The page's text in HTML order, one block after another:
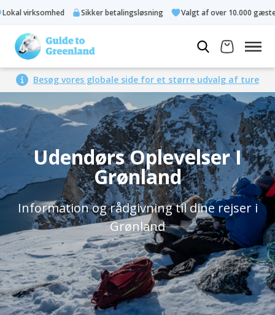
virksomhed Sikker betalingsløsning Valgt af over 10.000 gæster
Besøg vores globale side for et større udvalg af ture
Udendørs Oplevelser I
Grønland
Information og rådgivning til dine rejser i
Grønland